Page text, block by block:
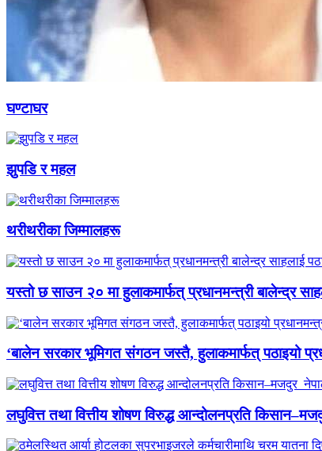
घण्टाघर
झुपडि र महल
थरीथरीका जिम्मालहरू
यस्तो छ साउन २० मा हुलाकमार्फत् प्रधानमन्त्री बालेन्द्र
‘बालेन सरकार भूमिगत संगठन जस्तै, हुलाकमार्फत् पठाइयो
लघुवित्त तथा वित्तीय शोषण विरुद्ध आन्दोलनप्रति